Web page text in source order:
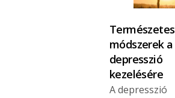
Természetes
módszerek a
depresszió
kezelésére
A depresszió